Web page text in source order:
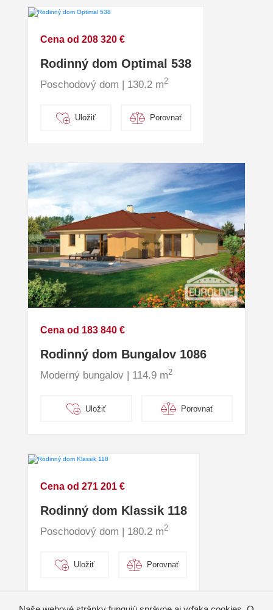
Cena od 208 320 €
Rodinný dom Optimal 538
Poschodový dom | 130.2 m2
Uložiť Porovnať
Cena od 183 840 €
Rodinný dom Bungalov 1086
Moderný bungalov | 114.9 m2
Uložiť Porovnať
Cena od 271 201 €
Rodinný dom Klassik 118
Poschodový dom | 180.2 m2
Uložiť Porovnať